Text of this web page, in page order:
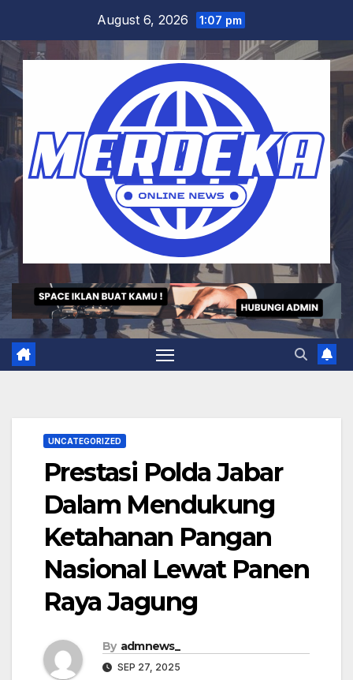
content
August 6, 2026 1:07 pm
UNCATEGORIZED
Prestasi Polda Jabar
Dalam Mendukung
Ketahanan Pangan
Nasional Lewat Panen
Raya Jagung
By admnews_
SEP 27, 2025